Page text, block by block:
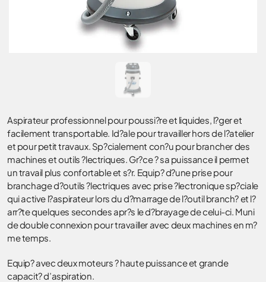
Aspirateur professionnel pour poussi?re et liquides, l?ger et
facilement transportable. Id?ale pour travailler hors de l?atelier
et pour petit travaux. Sp?cialement con?u pour brancher des
machines et outils ?lectriques. Gr?ce ? sa puissance il permet
un travail plus confortable et s?r. Equip? d?une prise pour
branchage d?outils ?lectriques avec prise ?lectronique sp?ciale
qui active l?aspirateur lors du d?marrage de l?outil branch? et l?
arr?te quelques secondes apr?s le d?brayage de celui-ci. Muni
de double connexion pour travailler avec deux machines en m?
me temps.
Equip? avec deux moteurs ? haute puissance et grande
capacit? d’aspiration.